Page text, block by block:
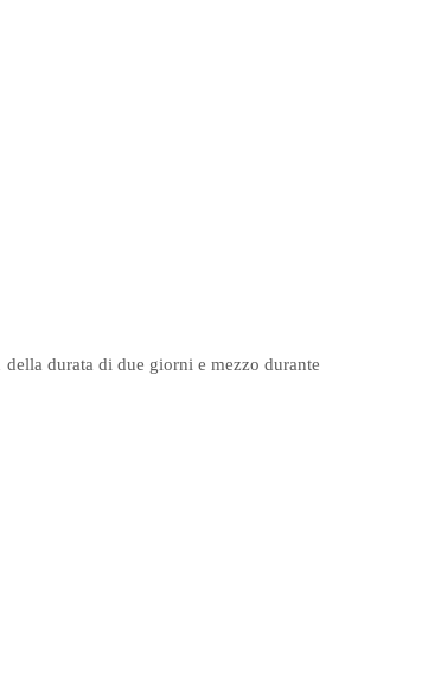
durata di due giorni e mezzo durante